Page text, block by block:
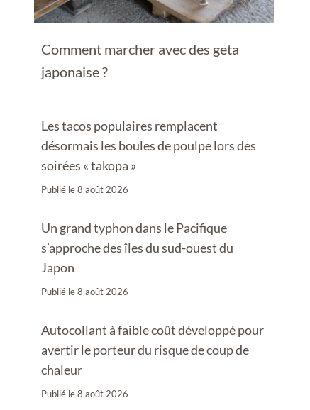
Comment marcher avec des geta
japonaise ?
Les tacos populaires remplacent
désormais les boules de poulpe lors des
soirées « takopa »
Publié le8 août 2026
Un grand typhon dans le Pacifique
s’approche des îles du sud-ouest du
Japon
Publié le8 août 2026
Autocollant à faible coût développé pour
avertir le porteur du risque de coup de
chaleur
Publié le8 août 2026